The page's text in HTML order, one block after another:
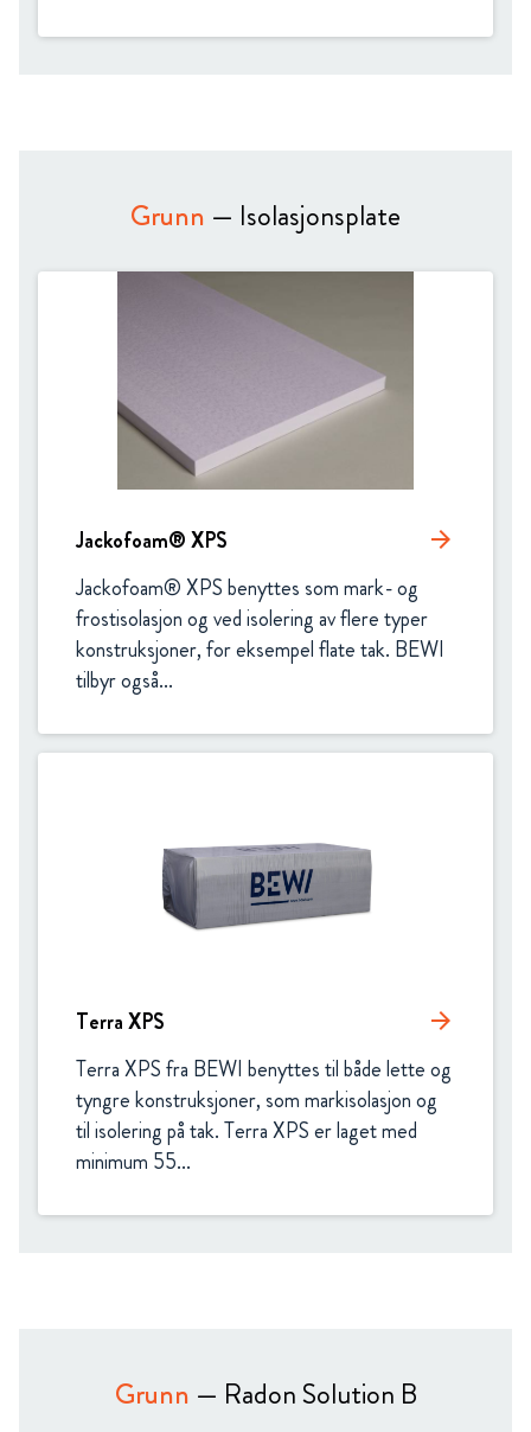
Grunn — Isolasjonsplate
Jackofoam® XPS arrow_forward
Jackofoam® XPS benyttes som mark- og
frostisolasjon og ved isolering av flere typer
konstruksjoner, for eksempel flate tak. BEWI
tilbyr også...
Terra XPS arrow_forward
Terra XPS fra BEWI benyttes til både lette og
tyngre konstruksjoner, som markisolasjon og
til isolering på tak. Terra XPS er laget med
minimum 55...
Grunn — Radon Solution B